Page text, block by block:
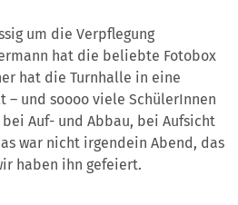
um die Verpflegung
hat die beliebte Fotobox
hat die Turnhalle in eine
– und soooo viele SchülerInnen
Auf- und Abbau, bei Aufsicht
war nicht irgendein Abend, das
haben ihn gefeiert.